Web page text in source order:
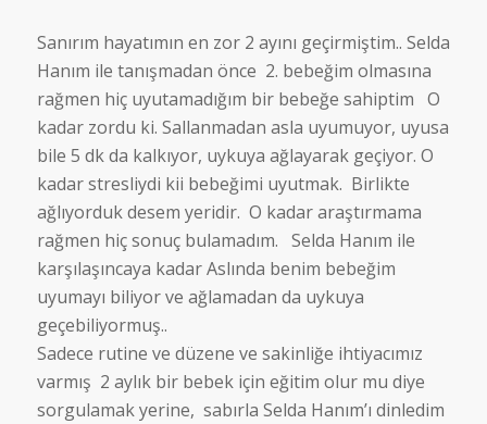
Sanırım hayatımın en zor 2 ayını geçirmiştim.. Selda
Hanım ile tanışmadan önce 2. bebeğim olmasına
rağmen hiç uyutamadığım bir bebeğe sahiptim O
kadar zordu ki. Sallanmadan asla uyumuyor, uyusa
bile 5 dk da kalkıyor, uykuya ağlayarak geçiyor. O
kadar stresliydi kii bebeğimi uyutmak. Birlikte
ağlıyorduk desem yeridir. O kadar araştırmama
rağmen hiç sonuç bulamadım. Selda Hanım ile
karşılaşıncaya kadar Aslında benim bebeğim
uyumayı biliyor ve ağlamadan da uykuya
geçebiliyormuş..
Sadece rutine ve düzene ve sakinliğe ihtiyacımız
varmış 2 aylık bir bebek için eğitim olur mu diye
sorgulamak yerine, sabırla Selda Hanım’ı dinledim